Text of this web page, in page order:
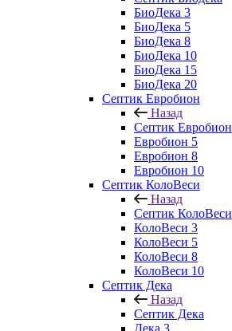
БиоДека 3
БиоДека 5
БиоДека 8
БиоДека 10
БиоДека 15
БиоДека 20
Септик Евробион
Назад
Септик Евробион
Евробион 5
Евробион 8
Евробион 10
Септик КолоВеси
Назад
Септик КолоВеси
КолоВеси 3
КолоВеси 5
КолоВеси 8
КолоВеси 10
Септик Дека
Назад
Септик Дека
Дека 3